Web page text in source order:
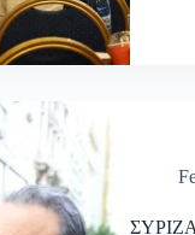
ΣΥΡΙΖΑ